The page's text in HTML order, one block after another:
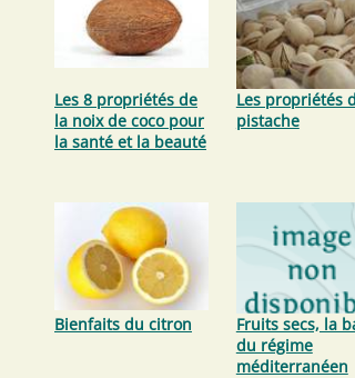
Les 8 propriétés de
la noix de coco pour
la santé et la beauté
Les propriétés
pistache
Bienfaits du citron
Fruits secs, la
du régime
méditerranéen